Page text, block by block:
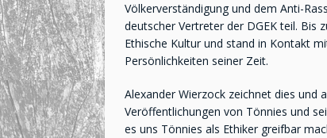
Völkerverständigung und dem Anti-
deutscher Vertreter der DGEK teil. Bis
Ethische Kultur und stand in Kontakt
Persönlichkeiten seiner Zeit.
Alexander Wierzock zeichnet dies und
Veröffentlichungen von Tönnies und
es uns Tönnies als Ethiker greifbar